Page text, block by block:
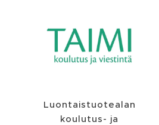
Luontaistuotealan
koulutus- ja